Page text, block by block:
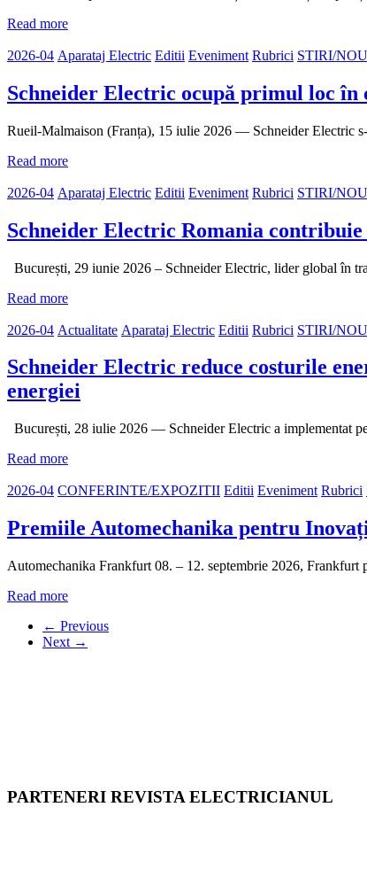
Read more
2026-04 Aparataj Electric Editii Eveniment Rubrici STIRI/
Schneider Electric ocupă primul loc în
Rueil-Malmaison (Franța), 15 iulie 2026 — Schneider Electric
Read more
2026-04 Aparataj Electric Editii Eveniment Rubrici STIRI/
Schneider Electric Romania
București, 29 iunie 2026 – Schneider Electric, lider global în
Read more
2026-04 Actualitate Aparataj Electric Editii Rubrici STIRI/
Schneider Electric reduce costurile
energiei
București, 28 iulie 2026 — Schneider Electric a implementat
Read more
2026-04 CONFERINTE/EXPOZITII Editii Eveniment Rubrici
Premiile Automechanika pentru
Automechanika Frankfurt 08. – 12. septembrie 2026,
Read more
← Previous
Next →
PARTENERI REVISTA ELECTRICIANUL